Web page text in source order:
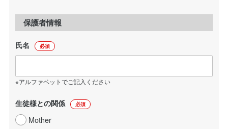
保護者情報
氏名 必須
※アルファベットでご記入ください
生徒様との関係 必須
Mother